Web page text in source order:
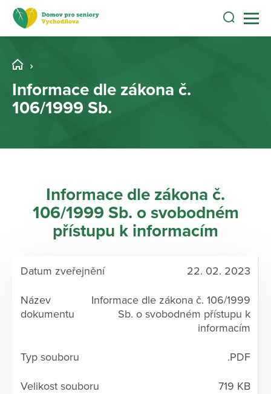
Informace dle zákona č.
106/1999 Sb.
Informace dle zákona č.
106/1999 Sb. o svobodném
přístupu k informacím
22. 02. 2023
Informace dle zákona č. 106/1999
Sb. o svobodném přístupu k
informacím
.PDF
719 KB